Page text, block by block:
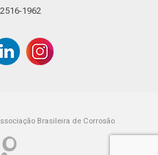
1962
Brasileira de Corrosão